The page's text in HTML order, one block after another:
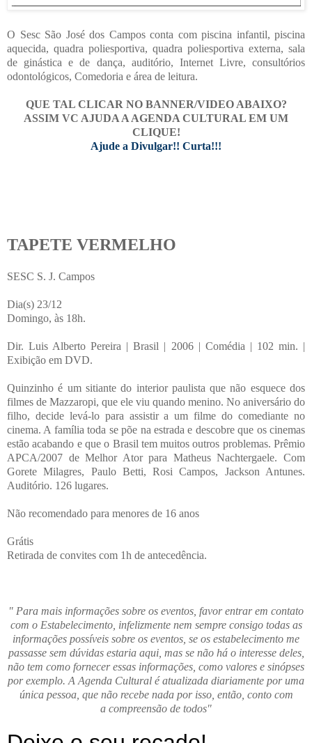
O Sesc São José dos Campos conta com piscina infantil, piscina
aquecida, quadra poliesportiva, quadra poliesportiva externa, sala
de ginástica e de dança, auditório, Internet Livre, consultórios
odontológicos, Comedoria e área de leitura.
QUE TAL CLICAR NO BANNER/VIDEO ABAIXO?
ASSIM VC AJUDA A AGENDA CULTURAL EM UM
CLIQUE!
Ajude a Divulgar!! Curta!!!
TAPETE VERMELHO
SESC S. J. Campos
Dia(s) 23/12
Domingo, às 18h.
Dir. Luis Alberto Pereira | Brasil | 2006 | Comédia | 102 min. |
Exibição em DVD.
Quinzinho é um sitiante do interior paulista que não esquece dos
filmes de Mazzaropi, que ele viu quando menino. No aniversário do
filho, decide levá-lo para assistir a um filme do comediante no
cinema. A família toda se põe na estrada e descobre que os cinemas
estão acabando e que o Brasil tem muitos outros problemas. Prêmio
APCA/2007 de Melhor Ator para Matheus Nachtergaele. Com
Gorete Milagres, Paulo Betti, Rosi Campos, Jackson Antunes.
Auditório. 126 lugares.
Não recomendado para menores de 16 anos
Grátis
Retirada de convites com 1h de antecedência.
" Para mais informações sobre os eventos, favor entrar em contato
com o Estabelecimento, infelizmente nem sempre consigo todas as
informações possíveis sobre os eventos, se os estabelecimento me
passasse sem dúvidas estaria aqui, mas se não há o interesse deles,
não tem como fornecer essas informações, como valores e sinópses
por exemplo. A Agenda Cultural é atualizada diariamente por uma
única pessoa, que não recebe nada por isso, então, conto com
a compreensão de todos"